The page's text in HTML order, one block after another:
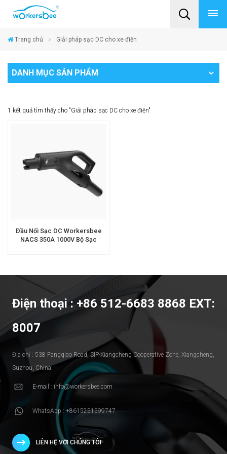
Trang chủ Giải pháp sạc DC cho xe điện
DANH MỤC SẢN PHẨM
1 kết quả tìm thấy cho "Giải pháp sạc DC cho xe điện"
Đầu Nối Sạc DC Workersbee
NACS 350A 1000V Bộ Sạc
Điện thoại : +86 512-6683 8868 EXT:
8007
Địa chỉ : 538 Fangqiao Road, SlP-Xiangcheng Cooperative Zone, Xiangcheng,
Suzhou, China
E-mail : info@workersbee.com
WhatsApp : +8615251599747
LIÊN HỆ VỚI CHÚNG TÔI